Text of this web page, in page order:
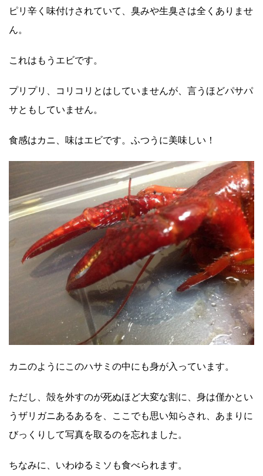
ピリ辛く味付けされていて、臭みや生臭さは全くありませ
ん。
これはもうエビです。
プリプリ、コリコリとはしていませんが、言うほどパサパ
サともしていません。
食感はカニ、味はエビです。ふつうに美味しい！
カニのようにこのハサミの中にも身が入っています。
ただし、殻を外すのが死ぬほど大変な割に、身は僅かとい
うザリガニあるあるを、ここでも思い知らされ、あまりに
びっくりして写真を取るのを忘れました。
ちなみに、いわゆるミソも食べられます。